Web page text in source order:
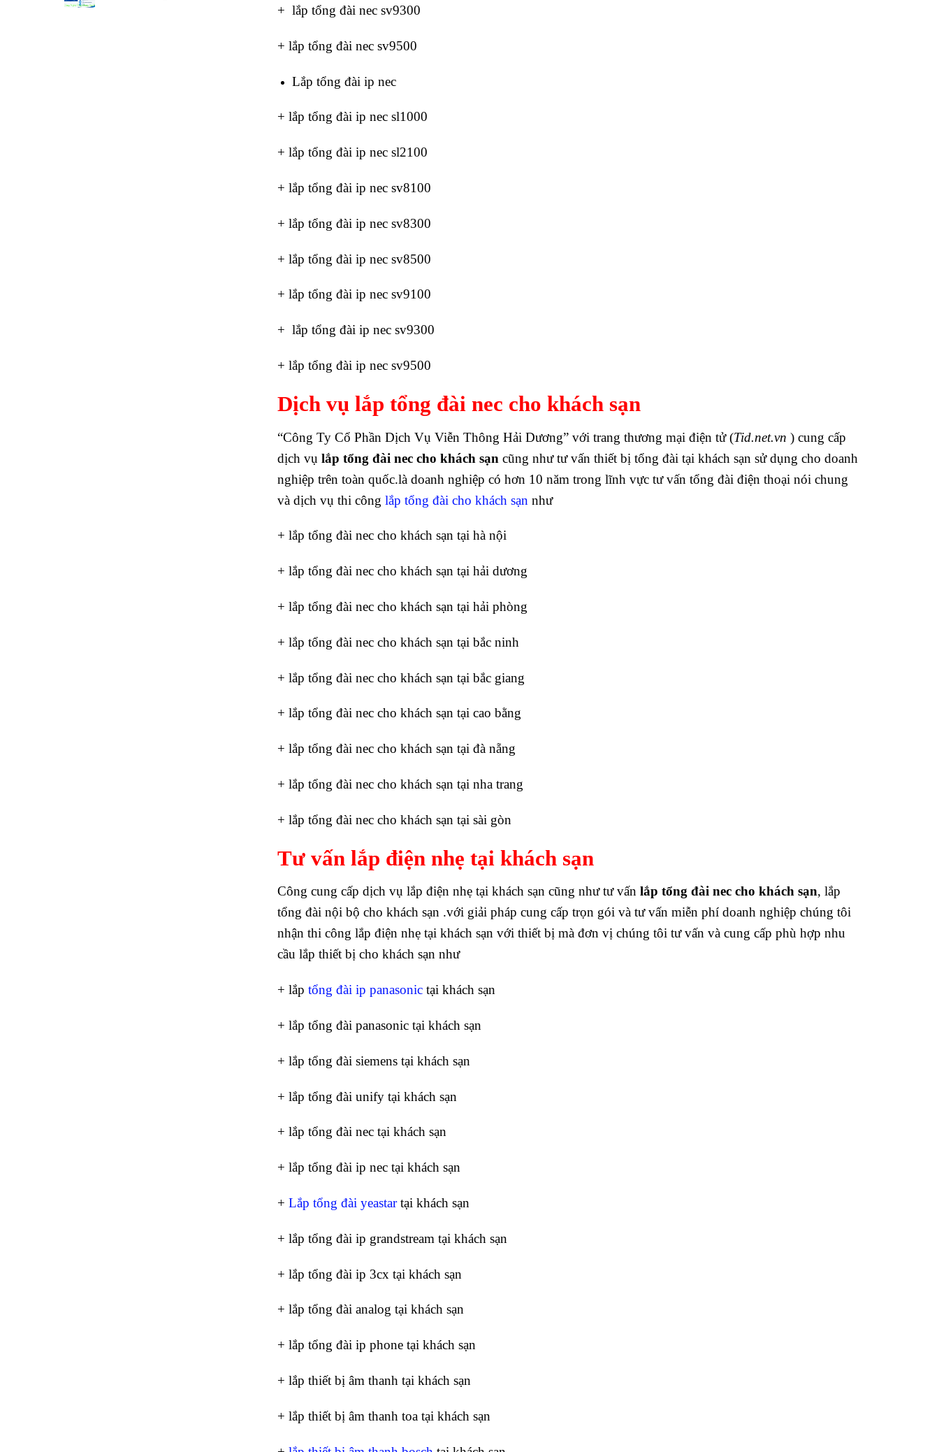
+ lắp tổng đài nec sv9300
+ lắp tổng đài nec sv9500
Lắp tổng đài ip nec
+ lắp tổng đài ip nec sl1000
+ lắp tổng đài ip nec sl2100
+ lắp tổng đài ip nec sv8100
+ lắp tổng đài ip nec sv8300
+ lắp tổng đài ip nec sv8500
+ lắp tổng đài ip nec sv9100
+ lắp tổng đài ip nec sv9300
+ lắp tổng đài ip nec sv9500
Dịch vụ lắp tổng đài nec cho khách sạn
“Công Ty Cổ Phần Dịch Vụ Viễn Thông Hải Dương” với trang thương mại điện tử (Tid.net.vn ) cung cấp
dịch vụ lắp tổng đài nec cho khách sạn cũng như tư vấn thiết bị tổng đài tại khách sạn sử dụng cho doanh
nghiệp trên toàn quốc.là doanh nghiệp có hơn 10 năm trong lĩnh vực tư vấn tổng đài điện thoại nói chung
và dịch vụ thi công lắp tổng đài cho khách sạn như
+ lắp tổng đài nec cho khách sạn tại hà nội
+ lắp tổng đài nec cho khách sạn tại hải dương
+ lắp tổng đài nec cho khách sạn tại hải phòng
+ lắp tổng đài nec cho khách sạn tại bắc ninh
+ lắp tổng đài nec cho khách sạn tại bắc giang
+ lắp tổng đài nec cho khách sạn tại cao bằng
+ lắp tổng đài nec cho khách sạn tại đà nẵng
+ lắp tổng đài nec cho khách sạn tại nha trang
+ lắp tổng đài nec cho khách sạn tại sài gòn
Tư vấn lắp điện nhẹ tại khách sạn
Công cung cấp dịch vụ lắp điện nhẹ tại khách sạn cũng như tư vấn lắp tổng đài nec cho khách sạn, lắp
tổng đài nội bộ cho khách sạn .với giải pháp cung cấp trọn gói và tư vấn miễn phí doanh nghiệp chúng tôi
nhận thi công lắp điện nhẹ tại khách sạn với thiết bị mà đơn vị chúng tôi tư vấn và cung cấp phù hợp nhu
cầu lắp thiết bị cho khách sạn như
+ lắp tổng đài ip panasonic tại khách sạn
+ lắp tổng đài panasonic tại khách sạn
+ lắp tổng đài siemens tại khách sạn
+ lắp tổng đài unify tại khách sạn
+ lắp tổng đài nec tại khách sạn
+ lắp tổng đài ip nec tại khách sạn
+ Lắp tổng đài yeastartại khách sạn
+ lắp tổng đài ip grandstream tại khách sạn
+ lắp tổng đài ip 3cx tại khách sạn
+ lắp tổng đài analog tại khách sạn
+ lắp tổng đài ip phone tại khách sạn
+ lắp thiết bị âm thanh tại khách sạn
+ lắp thiết bị âm thanh toa tại khách sạn